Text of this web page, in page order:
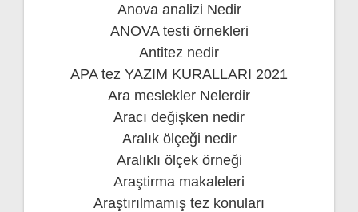
Anova analizi Nedir
ANOVA testi örnekleri
Antitez nedir
APA tez YAZIM KURALLARI 2021
Ara meslekler Nelerdir
Aracı değişken nedir
Aralık ölçeği nedir
Aralıklı ölçek örneği
Araştirma makaleleri
Araştırılmamış tez konuları